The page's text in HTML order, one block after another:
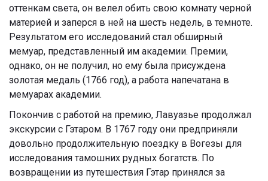
оттенкам света, он велел обить свою комнату черной
материей и заперся в ней на шесть недель, в темноте.
Результатом его исследований стал обширный
мемуар, представленный им академии. Премии,
однако, он не получил, но ему была присуждена
золотая медаль (1766 год), а работа напечатана в
мемуарах академии.
Покончив с работой на премию, Лавуазье продолжал
экскурсии с Гэтаром. В 1767 году они предприняли
довольно продолжительную поездку в Вогезы для
исследования тамошних рудных богатств. По
возвращении из путешествия Гэтар принялся за